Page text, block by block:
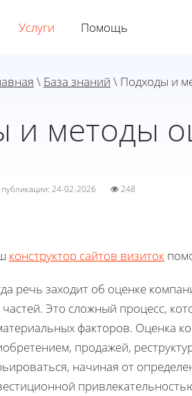
Услуги Помощь
\ База знаний \ Подходы и
и методы
публикации: 24-02-2026 248
конструктор сайтов визиток
речь заходит об оценке
частей. Это сложный процесс,
факторов. Оценка
продажей,
начиная от